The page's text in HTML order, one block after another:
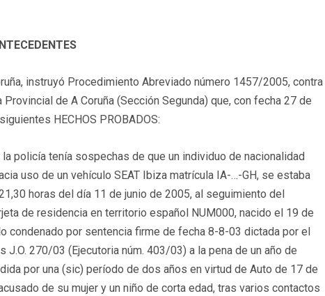
instruyó Procedimiento Abreviado número 1457/2005, contra
de A Coruña (Sección Segunda) que, con fecha 27 de
HECHOS PROBADOS:
policía tenía sospechas de que un individuo de nacionalidad
uso de un vehículo SEAT Ibiza matrícula IA-…-GH, se estaba
horas del día 11 de junio de 2005, al seguimiento del
de residencia en territorio español NUM000, nacido el 19 de
condenado por sentencia firme de fecha 8-8-03 dictada por el
270/03 (Ejecutoria núm. 403/03) a la pena de un año de
por una (sic) período de dos años en virtud de Auto de 17 de
de su mujer y un niño de corta edad, tras varios contactos